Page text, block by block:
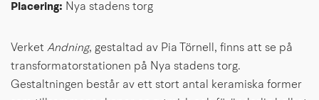
Placering: Nya stadens torg
Verket Andning, gestaltad av Pia Törnell, finns att se på
transformatorstationen på Nya stadens torg.
Gestaltningen består av ett stort antal keramiska former